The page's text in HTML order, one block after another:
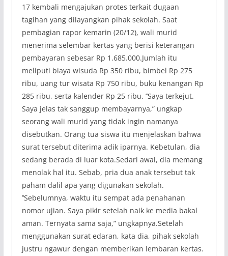
17 kembali mengajukan protes terkait dugaan
tagihan yang dilayangkan pihak sekolah. Saat
pembagian rapor kemarin (20/12), wali murid
menerima selembar kertas yang berisi keterangan
pembayaran sebesar Rp 1.685.000.Jumlah itu
meliputi biaya wisuda Rp 350 ribu, bimbel Rp 275
ribu, uang tur wisata Rp 750 ribu, buku kenangan Rp
285 ribu, serta kalender Rp 25 ribu. ’’Saya terkejut.
Saya jelas tak sanggup membayarnya,” ungkap
seorang wali murid yang tidak ingin namanya
disebutkan. Orang tua siswa itu menjelaskan bahwa
surat tersebut diterima adik iparnya. Kebetulan, dia
sedang berada di luar kota.Sedari awal, dia memang
menolak hal itu. Sebab, pria dua anak tersebut tak
paham dalil apa yang digunakan sekolah.
’’Sebelumnya, waktu itu sempat ada penahanan
nomor ujian. Saya pikir setelah naik ke media bakal
aman. Ternyata sama saja,” ungkapnya.Setelah
menggunakan surat edaran, kata dia, pihak sekolah
justru ngawur dengan memberikan lembaran kertas.